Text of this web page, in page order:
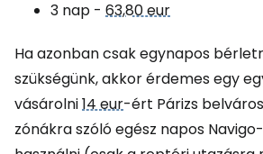
3 nap - 63,80 eur
Ha azonban csak egynapos
szükségünk, akkor érdemes egy
vásárolni14 eur-ért Párizs
zónákra szóló egész napos